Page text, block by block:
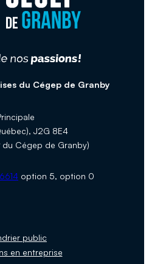
du Cégep de Granby
J2G 8E4
du Cégep de Granby)
option 5, option 0
public
en entreprise